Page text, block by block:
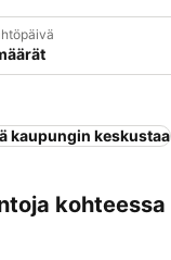
kaupungin keskustaa
kohteessa